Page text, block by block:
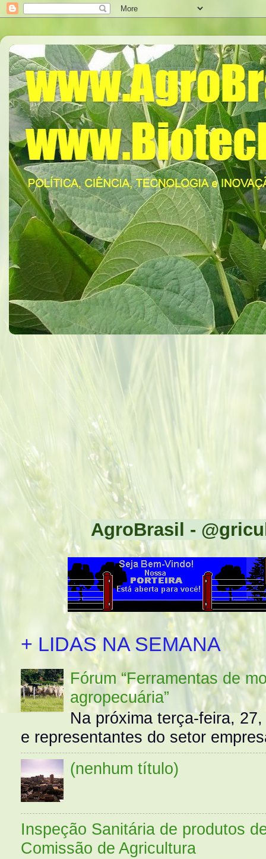
AgroBrasil -
+ LIDAS NA SEMANA
Fórum “Ferramentas de
agropecuária”
Na próxima terça-feira,
e representantes do setor
(nenhum título)
Inspeção Sanitária de produtos
Comissão de Agricultura